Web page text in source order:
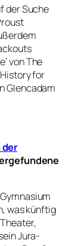
der Suche
von The
History for
Glencadam
der
was künftig
Jura-